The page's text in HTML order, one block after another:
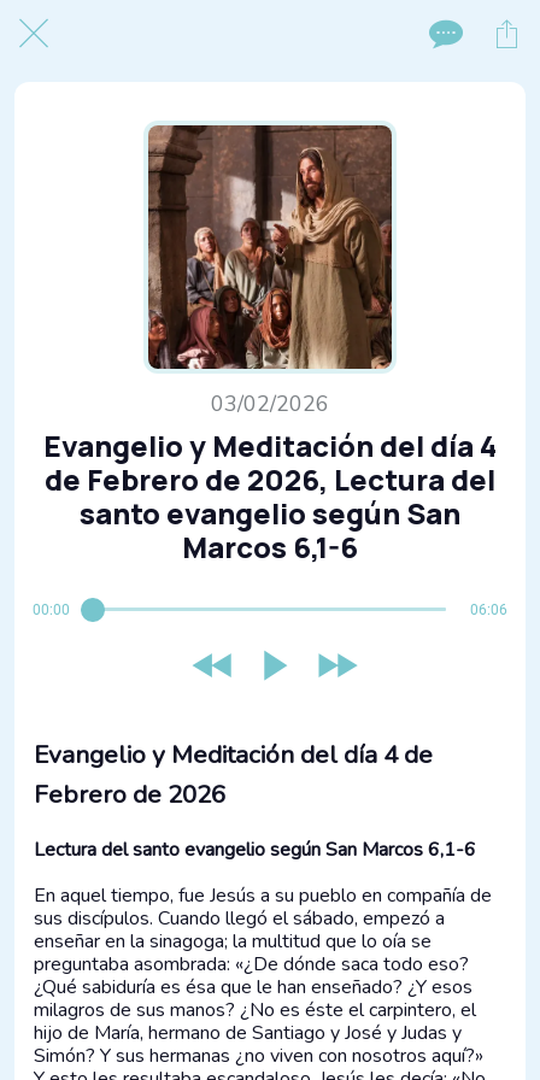
03/02/2026
Evangelio y Meditación del día 4
de Febrero de 2026, Lectura del
santo evangelio según San
Marcos 6,1-6
00:00 06:06
Evangelio y Meditación del día​ 4 de
Febrero de 2026
Lectura del santo evangelio según San Marcos 6,1-6
En aquel tiempo, fue Jesús a su pueblo en compañía de
sus discípulos. Cuando llegó el sábado, empezó a
enseñar en la sinagoga; la multitud que lo oía se
preguntaba asombrada: «¿De dónde saca todo eso?
¿Qué sabiduría es ésa que le han enseñado? ¿Y esos
milagros de sus manos? ¿No es éste el carpintero, el
hijo de María, hermano de Santiago y José y Judas y
Simón? Y sus hermanas ¿no viven con nosotros aquí?»